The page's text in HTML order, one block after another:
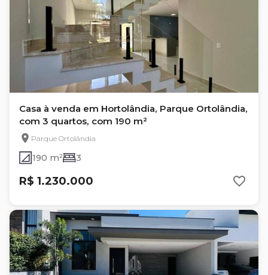
Casa à venda em Hortolândia, Parque Ortolândia,
com 3 quartos, com 190 m²
Parque Ortolândia
190 m² 3
R$ 1.230.000